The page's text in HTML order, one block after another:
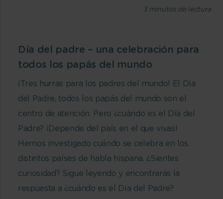
3minutos de lectura
Día del padre – una celebración para
todos los papás del mundo
¡Tres hurras para los padres del mundo! El Día
del Padre, todos los papás del mundo son el
centro de atención. Pero ¿cuándo es el Día del
Padre? ¡Depende del país en el que vivas!
Hemos investigado cuándo se celebra en los
distintos países de habla hispana. ¿Sientes
curiosidad? Sigue leyendo y encontrarás la
respuesta a ¿cuándo es el Día del Padre?